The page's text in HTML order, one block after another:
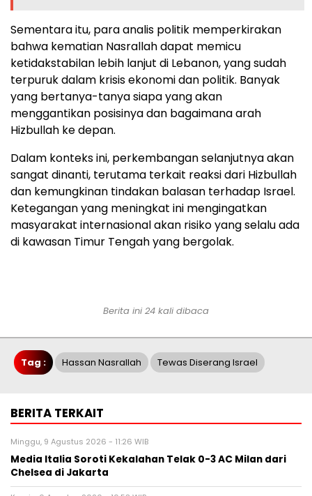
Sementara itu, para analis politik memperkirakan
bahwa kematian Nasrallah dapat memicu
ketidakstabilan lebih lanjut di Lebanon, yang sudah
terpuruk dalam krisis ekonomi dan politik. Banyak
yang bertanya-tanya siapa yang akan
menggantikan posisinya dan bagaimana arah
Hizbullah ke depan.
Dalam konteks ini, perkembangan selanjutnya akan
sangat dinanti, terutama terkait reaksi dari Hizbullah
dan kemungkinan tindakan balasan terhadap Israel.
Ketegangan yang meningkat ini mengingatkan
masyarakat internasional akan risiko yang selalu ada
di kawasan Timur Tengah yang bergolak.
Berita ini 24 kali dibaca
Tag : Hassan Nasrallah Tewas Diserang Israel
BERITA TERKAIT
Minggu, 9 Agustus 2026 - 11:26 WIB
Media Italia Soroti Kekalahan Telak 0-3 AC Milan dari
Chelsea di Jakarta